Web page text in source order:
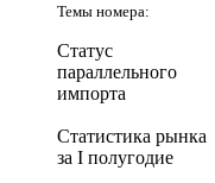
Темы номера:
Статус
параллельного
импорта
Статистика рынка
за I полугодие